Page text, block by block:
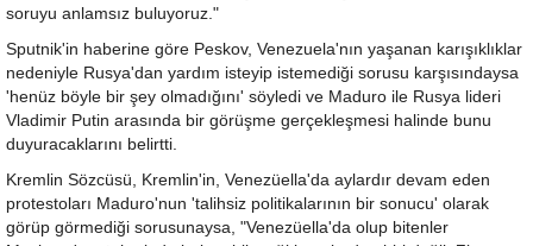
soruyu anlamsız buluyoruz."
Sputnik'in haberine göre Peskov, Venezuela'nın yaşanan karışıklıklar
nedeniyle Rusya'dan yardım isteyip istemediği sorusu karşısındaysa
'henüz böyle bir şey olmadığını' söyledi ve Maduro ile Rusya lideri
Vladimir Putin arasında bir görüşme gerçekleşmesi halinde bunu
duyuracaklarını belirtti.
Kremlin Sözcüsü, Kremlin'in, Venezüella'da aylardır devam eden
protestoları Maduro'nun 'talihsiz politikalarının bir sonucu' olarak
görüp görmediği sorusunaysa, "Venezüella'da olup bitenler